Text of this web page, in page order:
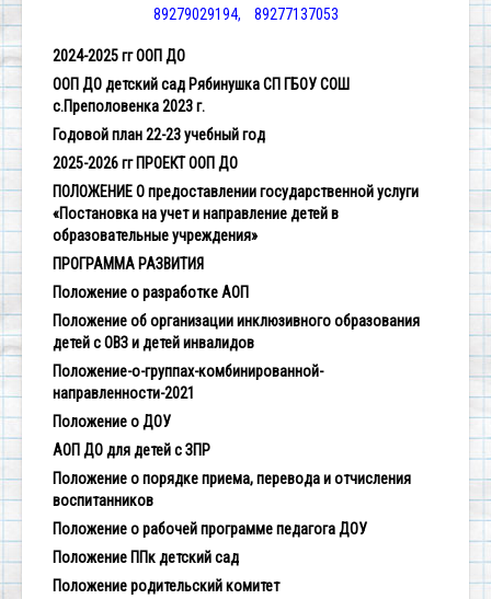
89279029194, 89277137053
2024-2025 гг ООП ДО
ООП ДО детский сад Рябинушка СП ГБОУ СОШ
с.Преполовенка 2023 г.
Годовой план 22-23 учебный год
2025-2026 гг ПРОЕКТ ООП ДО
ПОЛОЖЕНИЕ О предоставлении государственной услуги
«Постановка на учет и направление детей в
образовательные учреждения»
ПРОГРАММА РАЗВИТИЯ
Положение о разработке АОП
Положение об организации инклюзивного образования
детей с ОВЗ и детей инвалидов
Положение-о-группах-комбинированной-
направленности-2021
Положение о ДОУ
АОП ДО для детей с ЗПР
Положение о порядке приема, перевода и отчисления
воспитанников
Положение о рабочей программе педагога ДОУ
Положение ППк детский сад
Положение родительский комитет